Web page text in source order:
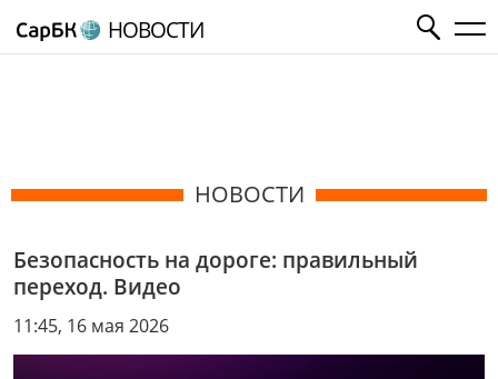
НОВОСТИ
НОВОСТИ
Безопасность на дороге: правильный
переход. Видео
11:45, 16 мая 2026